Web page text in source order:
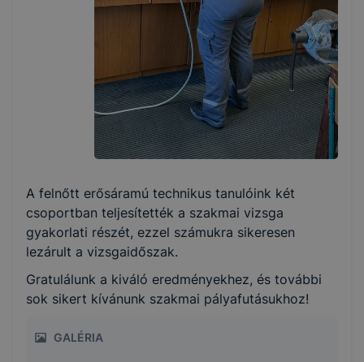
A felnőtt erősáramú technikus tanulóink két
csoportban teljesítették a szakmai vizsga
gyakorlati részét, ezzel számukra sikeresen
lezárult a vizsgaidőszak.
Gratulálunk a kiváló eredményekhez, és további
sok sikert kívánunk szakmai pályafutásukhoz!
GALÉRIA